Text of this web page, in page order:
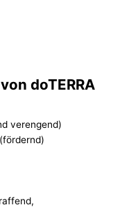
doTERRA
verengend)